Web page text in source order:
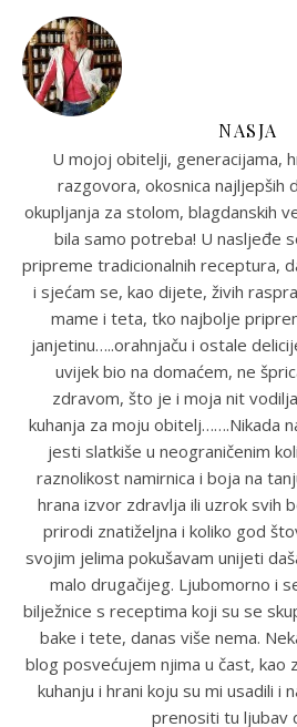
NASJA
U mojoj obitelji, generacijama,
razgovora, okosnica najljepših
okupljanja za stolom, blagdanskih
bila samo potreba! U nasljeđe
pripreme tradicionalnih receptura,
i sjećam se, kao dijete, živih
mame i teta, tko najbolje
janjetinu…..orahnjaču i ostale
uvijek bio na domaćem, ne
zdravom, što je i moja nit
kuhanja za moju obitelj…….Nikada
jesti slatkiše u neograničenim
raznolikost namirnica i boja na
hrana izvor zdravlja ili uzrok svih
prirodi znatiželjna i koliko god
svojim jelima pokušavam unijeti
malo drugačijeg. Ljubomorno i
bilježnice s receptima koji su se
bake i tete, danas više nema.
blog posvećujem njima u čast, kao
kuhanju i hrani koju su mi usadili i
prenositi tu ljubav